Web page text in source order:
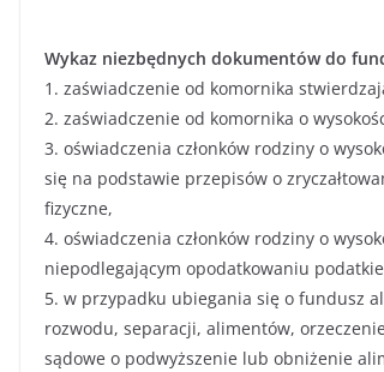
Wykaz niezbędnych dokumentów do
1. zaświadczenie od komornika
2. zaświadczenie od komornika o
3. oświadczenia członków rodziny o
się na podstawie przepisów o
fizyczne,
4. oświadczenia członków rodziny o
niepodlegającym opodatkowaniu
5. w przypadku ubiegania się o fundusz
rozwodu, separacji, alimentów,
sądowe o podwyższenie lub obniżenie